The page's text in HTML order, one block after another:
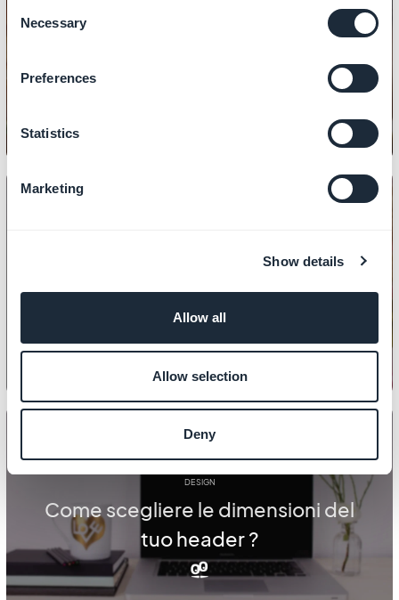
Selection
Necessary
Preferences
Statistics
Marketing
Show details
Allow all
Allow selection
Deny
Come copiare il design di una
Come impostare la tua home page
DESIGN
Come scegliere le dimensioni del
tuo header ?